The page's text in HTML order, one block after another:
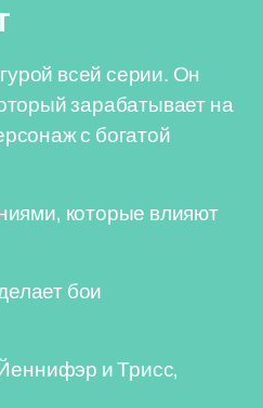
всей серии. Он
зарабатывает на
с богатой
которые влияют
бои
и Трисс,